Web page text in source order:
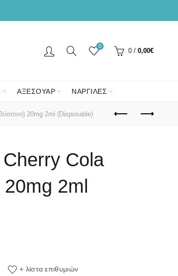
0
0 / 0,00€
ΑΞΕΣΟΥΑΡ ΝΑΡΓΙΛΕΣ
20mg 2ml (Disposable)
Cola
2ml
20mg 2ml (Disposable) ποσότητα
+ λίστα επιθυμιών